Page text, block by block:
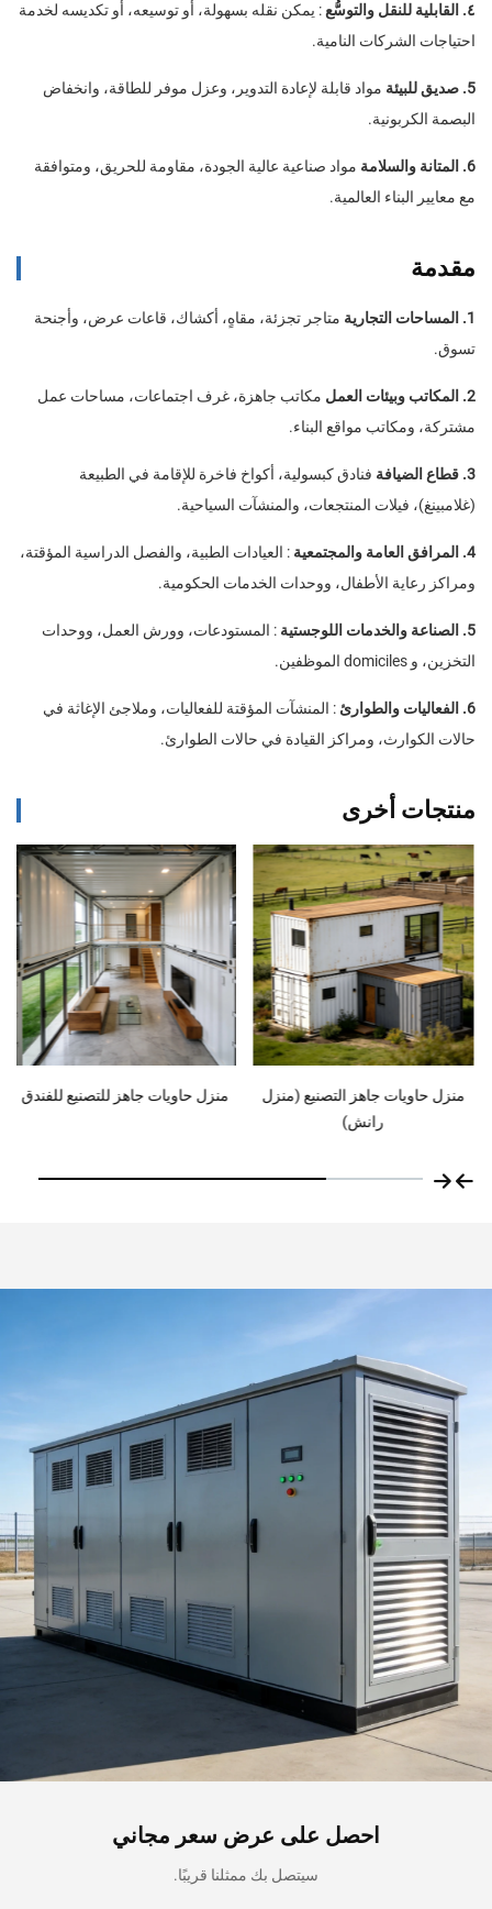
٤. القابلية للنقل والتوسُّع
: يمكن نقله بسهولة، أو توسيعه، أو تكديسه لخدمة
احتياجات الشركات النامية.
5. صديق للبيئة
مواد قابلة لإعادة التدوير، وعزل موفر للطاقة، وانخفاض
البصمة الكربونية.
6. المتانة والسلامة
مواد صناعية عالية الجودة، مقاومة للحريق، ومتوافقة
مع معايير البناء العالمية.
مقدمة
1. المساحات التجارية
متاجر تجزئة، مقاهٍ، أكشاك، قاعات عرض، وأجنحة
تسوق.
2. المكاتب وبيئات العمل
مكاتب جاهزة، غرف اجتماعات، مساحات عمل
مشتركة، ومكاتب مواقع البناء.
3. قطاع الضيافة
فنادق كبسولية، أكواخ فاخرة للإقامة في الطبيعة
(غلامبينغ)، فيلات المنتجعات، والمنشآت السياحية.
4. المرافق العامة والمجتمعية
: العيادات الطبية، والفصل الدراسية المؤقتة،
ومراكز رعاية الأطفال، ووحدات الخدمات الحكومية.
5. الصناعة والخدمات اللوجستية
: المستودعات، وورش العمل، ووحدات
التخزين، و domiciles الموظفين.
6. الفعاليات والطوارئ
: المنشآت المؤقتة للفعاليات، وملاجئ الإغاثة في
حالات الكوارث، ومراكز القيادة في حالات الطوارئ.
منتجات أخرى
منزل حاويات جاهز التصنيع (منزل
رانش)
منزل حاويات جاهز للتصنيع للفندق
احصل على عرض سعر مجاني
سيتصل بك ممثلنا قريبًا.